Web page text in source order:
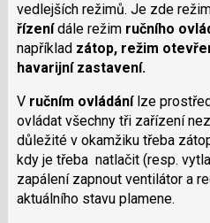
vedlejších režimů. Je zde
řízenídále režim ručního
například zátop, režim
havarijní zastavení.
V ručním ovládánílze
ovládat všechny tři zařízení
důležité v okamžiku třeba
kdy je třeba natlačit (resp.
zapálení zapnout ventilátor a
aktuálního stavu plamene.